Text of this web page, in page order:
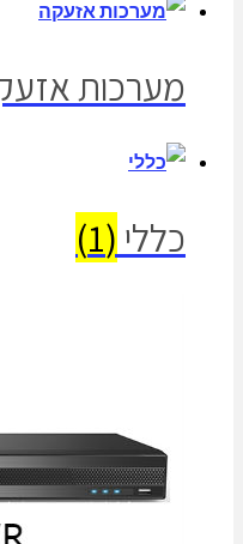
מערכות
כללי (1)